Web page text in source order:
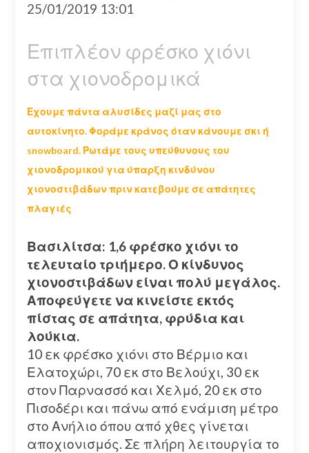
25/01/2019 13:01
Επιπλέον φρέσκο χιόνι
στα χιονοδρομικά
Εχουμε πάντα αλυσίδες μαζί μας στο
αυτοκίνητο. Φοράμε κράνος όταν κάνουμε σκι ή
snowboard. Ρωτάμε τους υπεύθυνους του
χιονοδρομικού για ύπαρξη κινδύνου
χιονοστιβάδων πριν κατεβούμε σε απάτητες
πλαγιές
Βασιλίτσα: 1,6 φρέσκο χιόνι το
τελευταίο τριήμερο. Ο κίνδυνος
χιονοστιβάδων είναι πολύ μεγάλος.
Αποφεύγετε να κινείστε εκτός
πίστας σε απάτητα, φρύδια και
λούκια.
10 εκ φρέσκο χιόνι στο Βέρμιο και
Ελατοχώρι, 70 εκ στο Βελούχι, 30 εκ
στον Παρνασσό και Χελμό, 20 εκ στο
Πισοδέρι και πάνω από ενάμιση μέτρο
στο Ανήλιο όπου από χθες γίνεται
αποχιονισμός. Σε πλήρη λειτουργία το